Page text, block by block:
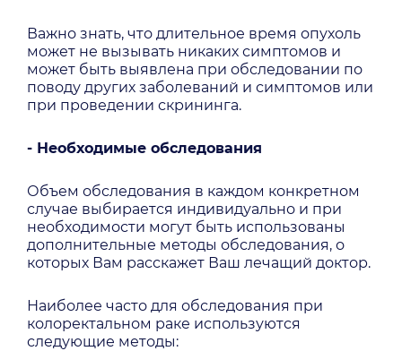
Важно знать, что длительное время опухоль
может не вызывать никаких симптомов и
может быть выявлена при обследовании по
поводу других заболеваний и симптомов или
при проведении скрининга.
- Необходимые обследования
Объем обследования в каждом конкретном
случае выбирается индивидуально и при
необходимости могут быть использованы
дополнительные методы обследования, о
которых Вам расскажет Ваш лечащий доктор.
Наиболее часто для обследования при
колоректальном раке используются
следующие методы: